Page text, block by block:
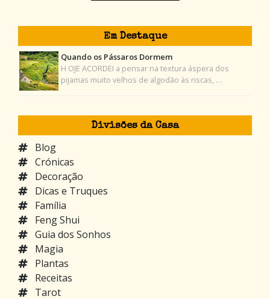
Em Destaque
Quando os Pássaros Dormem
H OJE ACORDEI a pensar na textura áspera dos
pijamas muito velhos de algodão às riscas, …
Divisões da Casa
Blog
Crónicas
Decoração
Dicas e Truques
Família
Feng Shui
Guia dos Sonhos
Magia
Plantas
Receitas
Tarot